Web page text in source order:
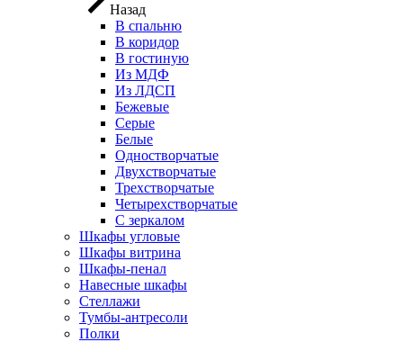
Назад
В спальню
В коридор
В гостиную
Из МДФ
Из ЛДСП
Бежевые
Серые
Белые
Одностворчатые
Двухстворчатые
Трехстворчатые
Четырехстворчатые
С зеркалом
Шкафы угловые
Шкафы витрина
Шкафы-пенал
Навесные шкафы
Стеллажи
Тумбы-антресоли
Полки